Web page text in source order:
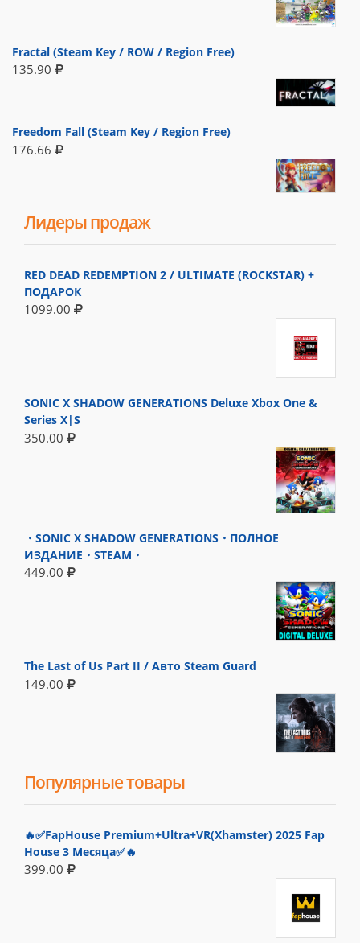
Fractal (Steam Key / ROW / Region Free)
135.90
Freedom Fall (Steam Key / Region Free)
176.66
Лидеры продаж
RED DEAD REDEMPTION 2 / ULTIMATE (ROCKSTAR) +
ПОДАРОК
1099.00
SONIC X SHADOW GENERATIONS Deluxe Xbox One &
Series X|S
350.00
・SONIC X SHADOW GENERATIONS・ПОЛНОЕ
ИЗДАНИЕ・STEAM・
449.00
The Last of Us Part II / Авто Steam Guard
149.00
Популярные товары
🔥✅FapHouse Premium+Ultra+VR(Xhamster) 2025 Fap
House 3 Месяца✅🔥
399.00